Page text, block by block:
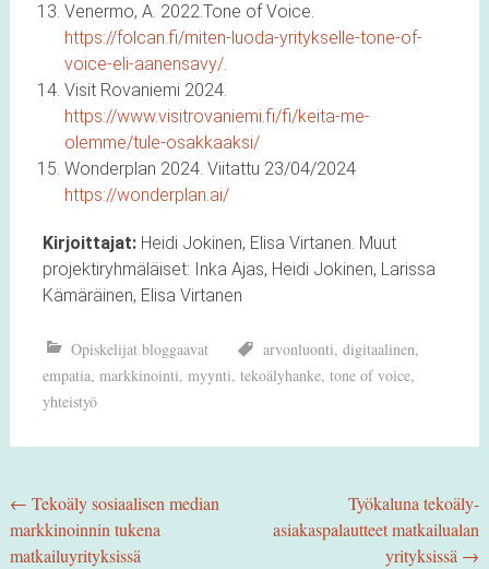
Venermo, A. 2022.Tone of Voice.
https://folcan.fi/miten-luoda-yritykselle-tone-of-
voice-eli-aanensavy/.
Visit Rovaniemi 2024.
https://www.visitrovaniemi.fi/fi/keita-me-
olemme/tule-osakkaaksi/
Wonderplan 2024. Viitattu 23/04/2024
https://wonderplan.ai/
Kirjoittajat: Heidi Jokinen, Elisa Virtanen. Muut
projektiryhmäläiset: Inka Ajas, Heidi Jokinen, Larissa
Kämäräinen, Elisa Virtanen
Opiskelijat bloggaavat arvonluonti, digitaalinen,
empatia, markkinointi, myynti, tekoälyhanke, tone of voice,
yhteistyö
Post
navigation
← Tekoäly sosiaalisen median
markkinoinnin tukena
matkailuyrityksissä
Työkaluna tekoäly-
asiakaspalautteet matkailualan
yrityksissä →